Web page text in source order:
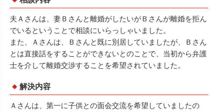
夫Ａさんは、妻Ｂさんと離婚がしたいがＢさんが離婚を拒ん
でいるということで相談にいらっしゃいました。
また、Ａさんは、Ｂさんと既に別居していましたが、Ｂさん
とは直接話をすることができないとのことで、当初から弁護
士を介して離婚交渉することを希望されていました。
解決内容
Ａさんは、第一に子供との面会交流を希望していましたの